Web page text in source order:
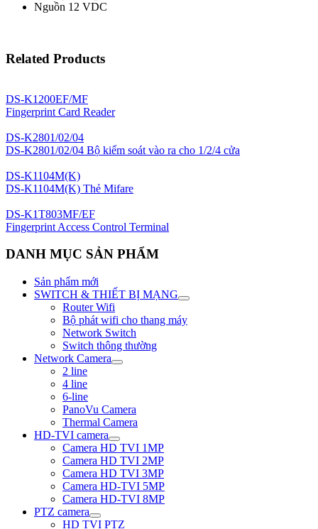
Nguồn 12 VDC
Related Products
DS-K1200EF/MF
Fingerprint Card Reader
DS-K2801/02/04
DS-K2801/02/04 Bộ kiểm soát vào ra cho 1/2/4 cửa
DS-K1104M(K)
DS-K1104M(K) Thẻ Mifare
DS-K1T803MF/EF
Fingerprint Access Control Terminal
DANH MỤC SẢN PHẨM
Sản phẩm mới
SWITCH & THIẾT BỊ MẠNG
Router Wifi
Bộ phát wifi cho thang máy
Network Switch
Switch thông thường
Network Camera
2 line
4 line
6-line
PanoVu Camera
Thermal Camera
HD-TVI camera
Camera HD TVI 1MP
Camera HD TVI 2MP
Camera HD TVI 3MP
Camera HD-TVI 5MP
Camera HD-TVI 8MP
PTZ camera
HD TVI PTZ